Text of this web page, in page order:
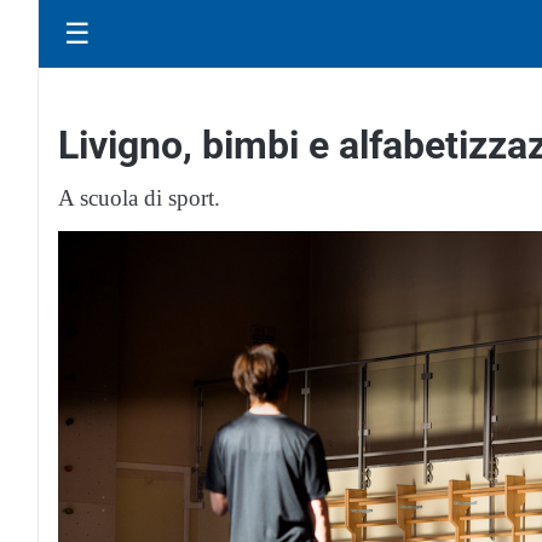
☰
Livigno, bimbi e
A scuola di sport.